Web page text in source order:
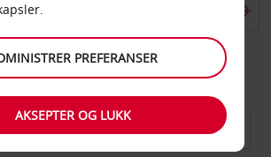
TIL DATO
PREFERANSER
AKSEPTER OG LUKK